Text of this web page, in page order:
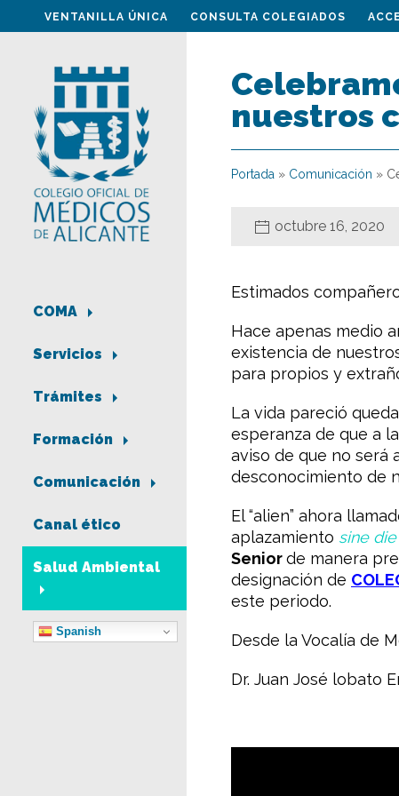
VENTANILLA ÚNICA CONSULTA COLEGIADOS
COMA
Servicios
Trámites
Formación
Comunicación
Canal ético
Salud Ambiental
Spanish
nuestros
Portada » Comunicación »
octubre 16, 2020
Estimados
Hace apenas medio
existencia de
para propios y
La vida pareció
esperanza de que a
aviso de que no será
desconocimiento de
El “alien” ahora
aplazamiento sine die
Seniorde manera
designación de
este periodo.
Desde la Vocalía de
Dr. Juan José lobato